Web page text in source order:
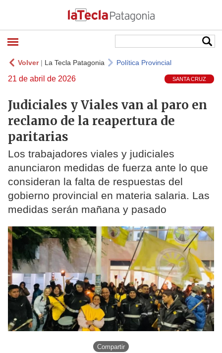
Volver| La Tecla Patagonia Política Provincial
21 de abril de 2026 SANTA CRUZ
Judiciales y Viales van al paro en
reclamo de la reapertura de
paritarias
Los trabajadores viales y judiciales
anunciaron medidas de fuerza ante lo que
consideran la falta de respuestas del
gobierno provincial en materia salaria. Las
medidas serán mañana y pasado
Compartir